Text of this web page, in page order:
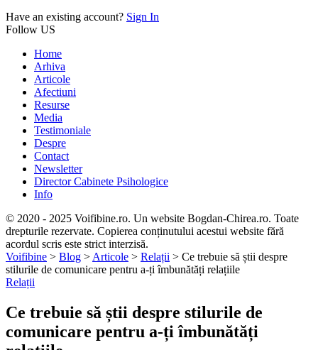
Have an existing account? Sign In
Follow US
Home
Arhiva
Articole
Afectiuni
Resurse
Media
Testimoniale
Despre
Contact
Newsletter
Director Cabinete Psihologice
Info
© 2020 - 2025 Voifibine.ro. Un website Bogdan-Chirea.ro. Toate
drepturile rezervate. Copierea conținutului acestui website fără
acordul scris este strict interzisă.
Voifibine > Blog > Articole > Relații > Ce trebuie să știi despre
stilurile de comunicare pentru a-ți îmbunătăți relațiile
Relații
Ce trebuie să știi despre stilurile de
comunicare pentru a-ți îmbunătăți